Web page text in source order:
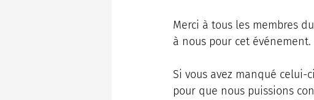
Merci à tous les membres
à nous pour cet événement.
Si vous avez manqué
pour que nous puissions